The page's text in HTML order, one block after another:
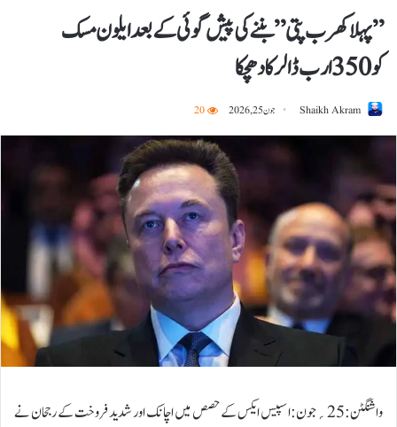
”پہلا کھرب پتی ”بننے کی پیش گوئی کے بعد ایلون مسک
کو 350 ارب ڈالر کا دھچکا
Shaikh Akram جون 25, 2026 20
واشنگٹن:25؍جون:اسپیس ایکس کے حصص میں اچانک اور شدید فروخت کے رجحان نے